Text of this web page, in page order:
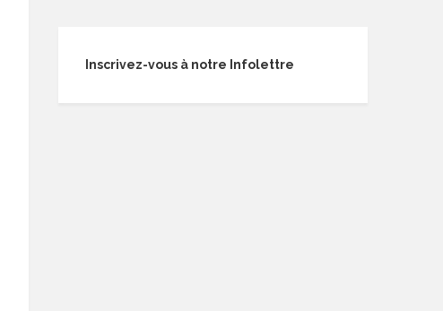
Inscrivez-vous à notre Infolettre